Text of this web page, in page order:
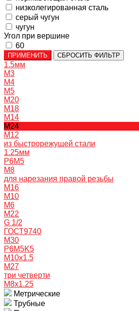
низколегированная сталь
серый чугун
чугун
Угол при вершине
60
ПРИМЕНИТЬ СБРОСИТЬ ФИЛЬТР
1.5мм
M3
M4
M5
M20
M18
M14
M24
M12
из быстрорежущей стали
1.25мм
P6M5
M8
для нарезания правой резьбы
M16
M10
M6
M22
G 1/2
ГОСТ9740
M30
P6M5K5
М10х1.5
М27
три четверти
М8х1.25
Метрические
Трубные